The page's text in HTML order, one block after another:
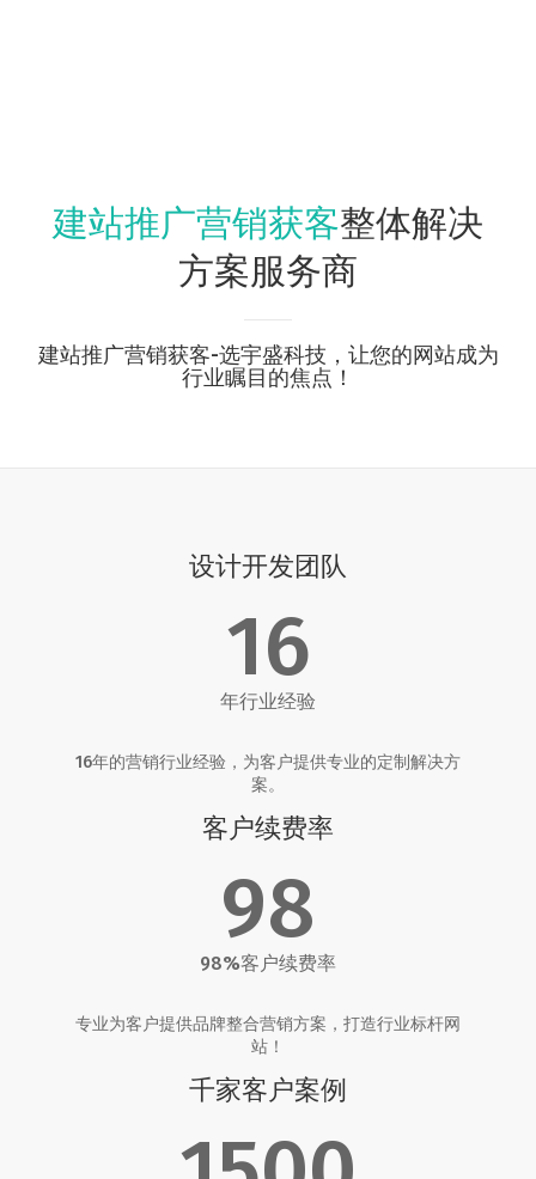
建站推广营销获客整体解决
方案服务商
建站推广营销获客-选宇盛科技，让您的网站成为
行业瞩目的焦点！
设计开发团队
16
年行业经验
16年的营销行业经验，为客户提供专业的定制解决方
案。
客户续费率
98
98%客户续费率
专业为客户提供品牌整合营销方案，打造行业标杆网
站！
千家客户案例